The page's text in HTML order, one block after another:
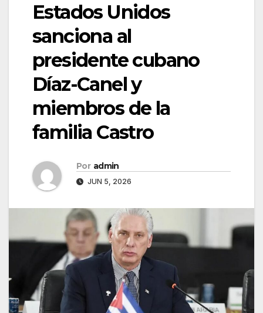
Estados Unidos
sanciona al
presidente cubano
Díaz-Canel y
miembros de la
familia Castro
Por admin
JUN 5, 2026